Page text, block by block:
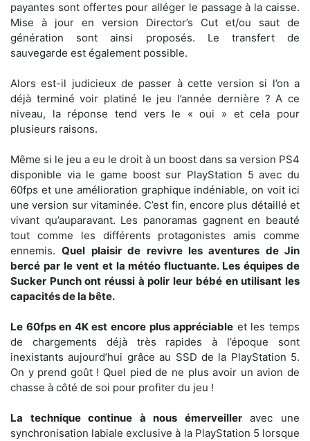
payantes sont offertes pour alléger le passage à la caisse.
Mise à jour en version Director’s Cut et/ou saut de
génération sont ainsi proposés. Le transfert de
sauvegarde est également possible.
Alors est-il judicieux de passer à cette version si l’on a
déjà terminé voir platiné le jeu l’année dernière ? A ce
niveau, la réponse tend vers le « oui » et cela pour
plusieurs raisons.
Même si le jeu a eu le droit à un boost dans sa version PS4
disponible via le game boost sur PlayStation 5 avec du
60fps et une amélioration graphique indéniable, on voit ici
une version sur vitaminée. C’est fin, encore plus détaillé et
vivant qu’auparavant. Les panoramas gagnent en beauté
tout comme les différents protagonistes amis comme
ennemis.Quel plaisir de revivre les aventures de Jin
bercé par le vent et la météo fluctuante. Les équipes de
Sucker Punch ont réussi à polir leur bébé en utilisant les
capacités de la bête.
Le 60fps en 4K est encore plus appréciable et les temps
de chargements déjà très rapides à l’époque sont
inexistants aujourd’hui grâce au SSD de la PlayStation 5.
On y prend goût ! Quel pied de ne plus avoir un avion de
chasse à côté de soi pour profiter du jeu !
La technique continue à nous émerveilleravec une
synchronisation labiale exclusive à la PlayStation 5 lorsque